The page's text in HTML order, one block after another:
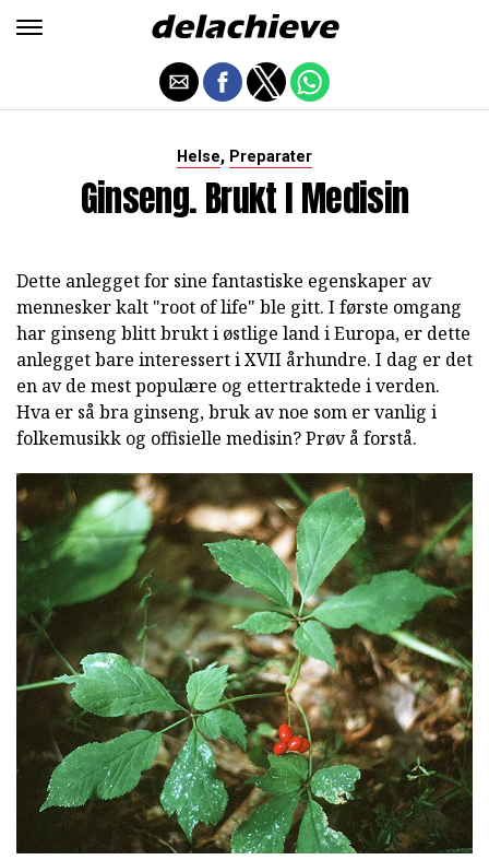
Helse, Preparater
Ginseng. Brukt I Medisin
Dette anlegget for sine fantastiske egenskaper av
mennesker kalt "root of life" ble gitt. I første omgang
har ginseng blitt brukt i østlige land i Europa, er dette
anlegget bare interessert i XVII århundre. I dag er det
en av de mest populære og ettertraktede i verden.
Hva er så bra ginseng, bruk av noe som er vanlig i
folkemusikk og offisielle medisin? Prøv å forstå.